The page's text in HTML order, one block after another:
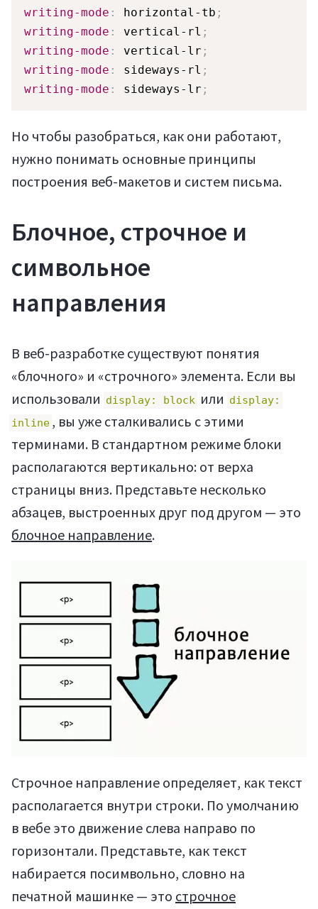
writing-mode : horizontal-tb ;
writing-mode : vertical-rl ;
writing-mode : vertical-lr ;
writing-mode : sideways-rl ;
writing-mode : sideways-lr ;
Но чтобы разобраться, как они работают,
нужно понимать основные принципы
построения веб-макетов и систем письма.
Блочное, строчное и
символьное
направления
В веб-разработке существуют понятия
«блочного» и «строчного» элемента. Если вы
использовали display: block или display:
inline , вы уже сталкивались с этими
терминами. В стандартном режиме блоки
располагаются вертикально: от верха
страницы вниз. Представьте несколько
абзацев, выстроенных друг под другом — это
блочное направление.
Строчное направление определяет, как текст
располагается внутри строки. По умолчанию
в вебе это движение слева направо по
горизонтали. Представьте, как текст
набирается посимвольно, словно на
печатной машинке — это строчное